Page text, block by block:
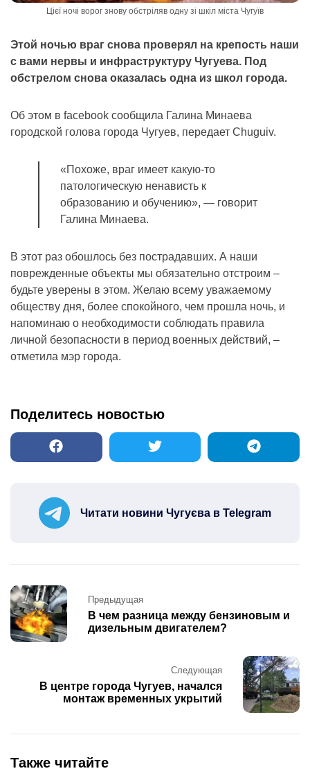
Цієї ночі ворог знову обстріляв одну зі шкіл міста Чугуїв
Этой ночью враг снова проверял на крепость наши
с вами нервы и инфраструктуру Чугуева. Под
обстрелом снова оказалась одна из школ города.
Об этом в facebook сообщила Галина Минаева
городской голова города Чугуев, передает Chuguiv.
«Похоже, враг имеет какую-то
патологическую ненависть к
образованию и обучению», — говорит
Галина Минаева.
В этот раз обошлось без пострадавших. А наши
поврежденные объекты мы обязательно отстроим –
будьте уверены в этом. Желаю всему уважаемому
обществу дня, более спокойного, чем прошла ночь, и
напоминаю о необходимости соблюдать правила
личной безопасности в период военных действий, –
отметила мэр города.
Поделитесь новостью
Читати новини Чугуєва в Telegram
Post
navigation
Предыдущая
В чем разница между бензиновым и
дизельным двигателем?
Следующая
В центре города Чугуев, начался
монтаж временных укрытий
Также читайте